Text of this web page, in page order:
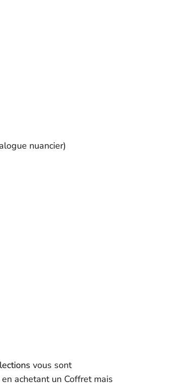
nuancier)
vous sont
en achetant un Coffret mais